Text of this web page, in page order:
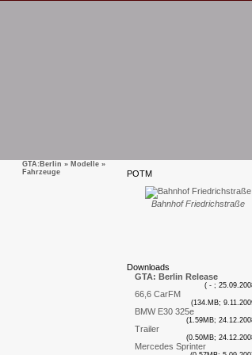
POTM
Bahnhof Friedrichstraße
Downloads
GTA: Berlin Release
( - ;
66,6 CarFM
(134.MB;
BMW E30 325e
(1.59MB;
Trailer
(0.50MB;
Mercedes Sprinter
GTA:Berlin » Modelle »
Fahrzeuge